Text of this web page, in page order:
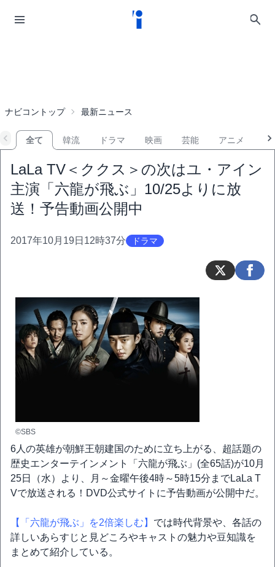
ナビコントップ 最新ニュース
全て 韓流 ドラマ 映画 芸能 アニメ
LaLa TV＜ククス＞の次はユ・アイン
主演「六龍が飛ぶ」10/25よりに放
送！予告動画公開中
2017年10月19日12時37分 ドラマ
©SBS
6人の英雄が朝鮮王朝建国のために立ち上がる、超話題の
歴史エンターテインメント「六龍が飛ぶ」(全65話)が10月
25日（水）より、月～金曜午後4時～5時15分までLaLa T
Vで放送される！DVD公式サイトに予告動画が公開中だ。
【「六龍が飛ぶ」を2倍楽しむ】 では時代背景や、各話の
詳しいあらすじと見どころやキャストの魅力や豆知識を
まとめて紹介している。